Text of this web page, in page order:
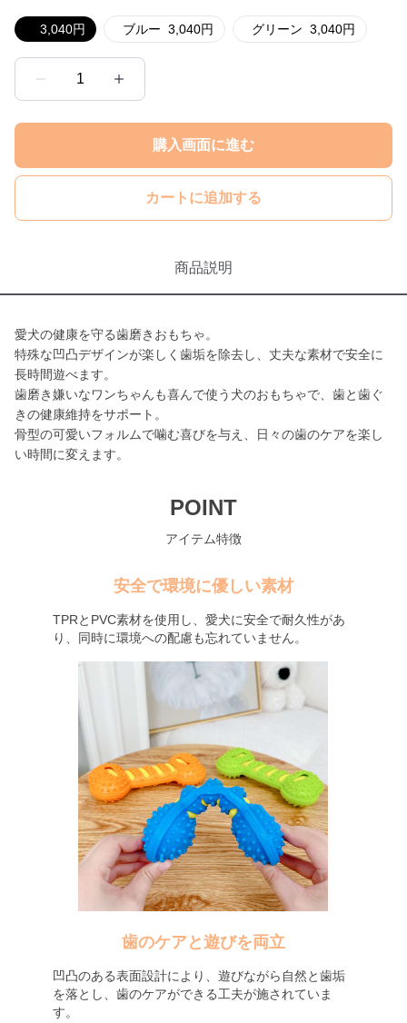
3,040円 ブルー 3,040円 グリーン 3,040円
1
購入画面に進む
カートに追加する
商品説明
愛犬の健康を守る歯磨きおもちゃ。
特殊な凹凸デザインが楽しく歯垢を除去し、丈夫な素材で安全に
長時間遊べます。
歯磨き嫌いなワンちゃんも喜んで使う犬のおもちゃで、歯と歯ぐ
きの健康維持をサポート。
骨型の可愛いフォルムで噛む喜びを与え、日々の歯のケアを楽し
い時間に変えます。
POINT
アイテム特徴
安全で環境に優しい素材
TPRとPVC素材を使用し、愛犬に安全で耐久性があ
り、同時に環境への配慮も忘れていません。
歯のケアと遊びを両立
凹凸のある表面設計により、遊びながら自然と歯垢
を落とし、歯のケアができる工夫が施されていま
す。